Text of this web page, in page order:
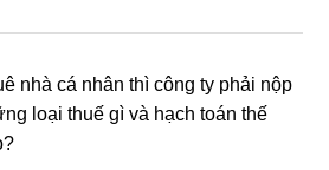
nhà cá nhân thì công ty phải nộp
loại thuế gì và hạch toán thế